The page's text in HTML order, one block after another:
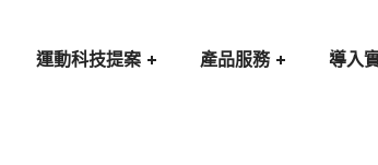
運動科技提案 產品服務 導入